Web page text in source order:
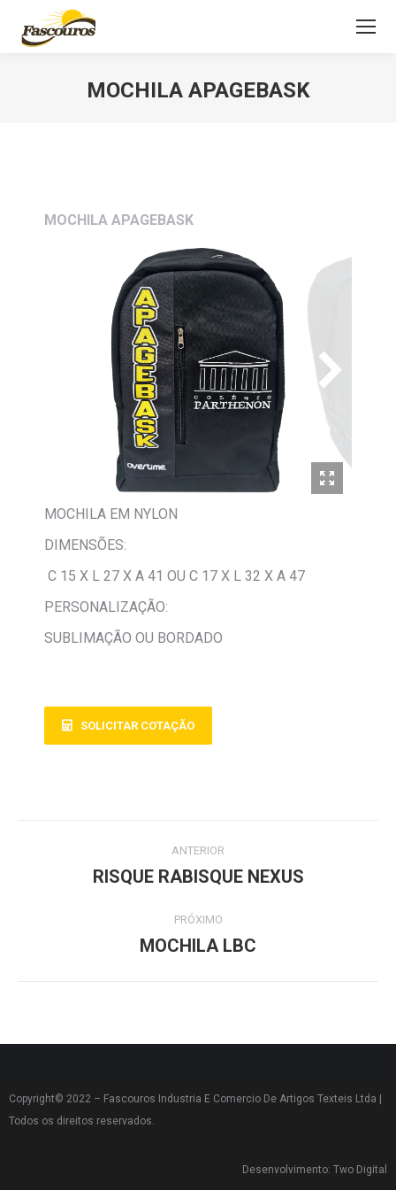
MOCHILA APAGEBASK
MOCHILA APAGEBASK
MOCHILA EM NYLON
DIMENSÕES:
C 15 X L 27 X A 41 OU C 17 X L 32 X A 47
PERSONALIZAÇÃO:
SUBLIMAÇÃO OU BORDADO
SOLICITAR COTAÇÃO
ANTERIOR
RISQUE RABISQUE NEXUS
PRÓXIMO
MOCHILA LBC
Copyright© 2022 – Fascouros Industria E Comercio De Artigos Texteis Ltda |
Todos os direitos reservados.
Desenvolvimento: Two Digital